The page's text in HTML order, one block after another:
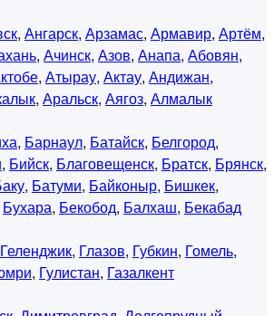
, Ангарск, Арзамас, Армавир, Артём,
, Ачинск, Азов, Анапа, Абовян,
, Атырау, Актау, Андижан,
, Аральск, Аягоз, Алмалык
, Барнаул, Батайск, Белгород,
, Бийск, Благовещенск, Братск, Брянск,
, Батуми, Байконыр, Бишкек,
Бухара, Бекобод, Балхаш, Бекабад
Геленджик, Глазов, Губкин, Гомель,
, Гулистан, Газалкент